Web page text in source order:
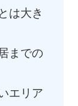
は大き
までの
エリア